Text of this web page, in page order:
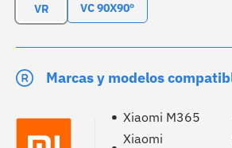
VR VC 90X90º
Marcas y modelos
Xiaomi M365
Xiaomi